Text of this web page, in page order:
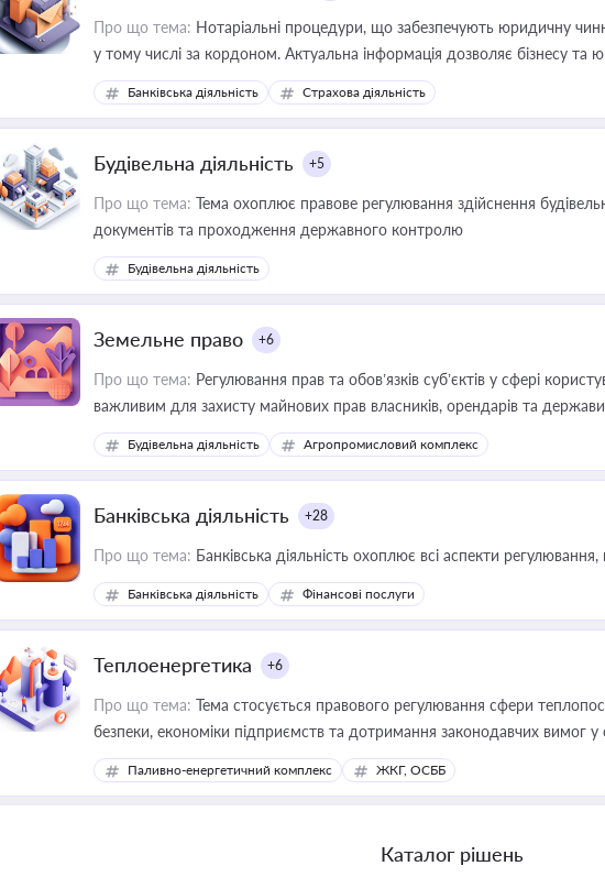
Про що тема: Нотаріальні процедури, що забезпечують юридичну
у тому числі за кордоном. Актуальна інформація дозволяє бізнесу
ризиків недійсності та забезпечувати їх належне прийняття органами
Банківська діяльність Страхова діяльність
Будівельна діяльність +5
Про що тема: Тема охоплює правове регулювання здійснення
документів та проходження державного контролю
Будівельна діяльність
Земельне право +6
Про що тема: Регулювання прав та обов’язків суб’єктів у сфері
важливим для захисту майнових прав власників, орендарів та
ресурсами
Будівельна діяльність Агропромисловий комплекс
Банківська діяльність +28
Про що тема: Банківська діяльність охоплює всі аспекти
Банківська діяльність Фінансові послуги
Теплоенергетика +6
Про що тема: Тема стосується правового регулювання сфери
безпеки, економіки підприємств та дотримання законодавчих вимог
Паливно-енергетичний комплекс ЖКГ, ОСББ
Каталог рішень